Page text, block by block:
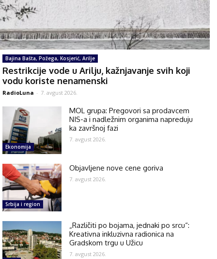
Bajina Bašta, Požega, Kosjerić, Arilje
Restrikcije vode u Arilju, kažnjavanje svih koji
vodu koriste nenamenski
RadioLuna - 7. avgust 2026.
Ekonomija
MOL grupa: Pregovori sa prodavcem
NIS-a i nadležnim organima napreduju
ka završnoj fazi
7. avgust 2026.
Srbija i region
Objavljene nove cene goriva
7. avgust 2026.
„Različiti po bojama, jednaki po srcu“:
Kreativna inkluzivna radionica na
Gradskom trgu u Užicu
7. avgust 2026.